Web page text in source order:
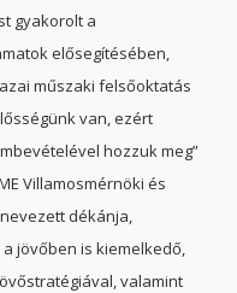
gyakorolt a
elősegítésében,
műszaki felsőoktatás
van, ezért
hozzuk meg”
Villamosmérnöki és
dékánja,
jövőben is kiemelkedő,
valamint